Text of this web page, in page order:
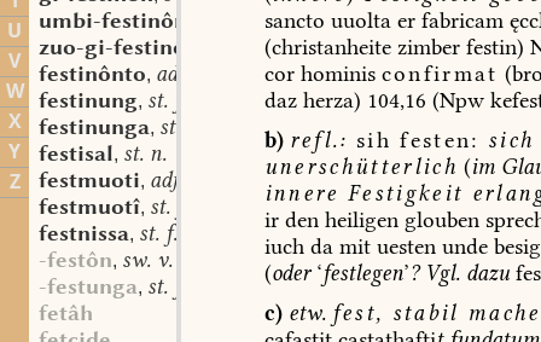
U
V
W
X
Y
Z
umbi-festinôn
zuo-gi-festinôn
festinônto, adv. part. prs.
festinung, st. f.
festinunga, st. f.
festisal, st. n.
festmuoti, adj.
festmuotî, st. f.
festnissa, st. f.
-festôn, sw. v.
-festunga, st. f.
fetâh
sancto uuoltaer fabricam
(christanheitezimberfestin)
corhominis confirmat
dazherza) 104,16 (Npw
b) refl.: sih festen: sich
unerschütterlich (im
innere Festigkeit
irdenheiligenglouben
iuchdamituestenunde
(oder‘festlegen’?Vgl.dazu
c) etw. fest, stabil